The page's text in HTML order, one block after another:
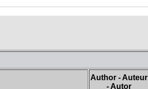
Author - Auteur
- Autor